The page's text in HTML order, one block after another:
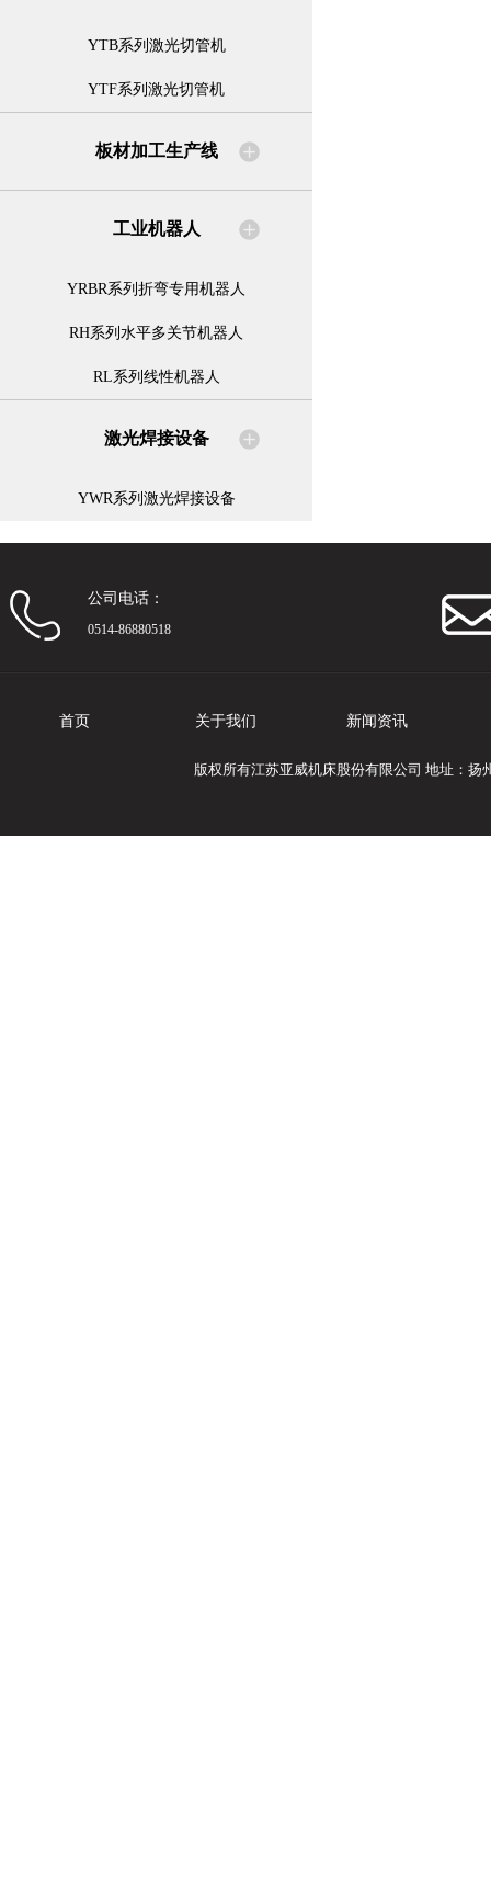
YTB系列激光切管机
YTF系列激光切管机
板材加工生产线
工业机器人
YRBR系列折弯专用机器人
RH系列水平多关节机器人
RL系列线性机器人
激光焊接设备
YWR系列激光焊接设备
公司电话：
0514-86880518
首页 关于我们 新闻资讯
版权所有江苏亚威机床股份有限公司 地址：